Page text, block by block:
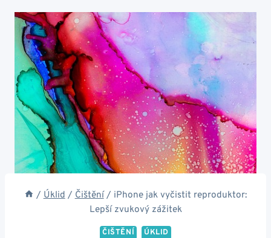
/ Úklid / Čištění / iPhone jak vyčistit reproduktor:
Lepší zvukový zážitek
ČIŠTĚNÍ ÚKLID